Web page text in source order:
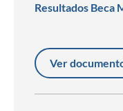
Resultados Beca
Ver